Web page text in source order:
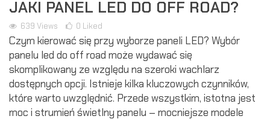
JAKI PANEL LED DO OFF ROAD?
639 Views 0 Liked
Czym kierować się przy wyborze paneli LED? Wybór
panelu led do off road może wydawać się
skomplikowany ze względu na szeroki wachlarz
dostępnych opcji. Istnieje kilka kluczowych czynników,
które warto uwzględnić. Przede wszystkim, istotna jest
moc i strumień świetlny panelu – mocniejsze modele